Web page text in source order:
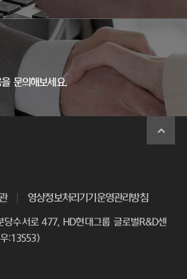
문의해보세요.
영상정보처리기기운영관리방침
수서로 477, HD현대그룹 글로벌R&D센
:13553)